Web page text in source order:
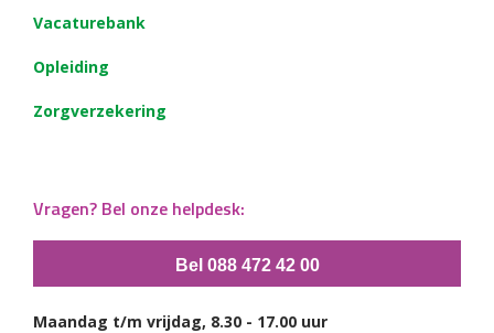
Vacaturebank
Opleiding
Zorgverzekering
Vragen? Bel onze helpdesk:
Bel 088 472 42 00
Maandag t/m vrijdag, 8.30 - 17.00 uur